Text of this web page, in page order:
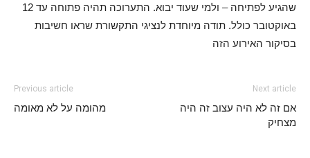
שהגיע לפתיחה – ולמי שעוד יבוא. התערוכה תהיה פתוחה עד 12
באוקטובר כולל. תודה מיוחדת לנציגי התקשורת שראו חשיבות
בסיקור האירוע הזה
Previous article
מהומה על לא מאומה
Next article
אם זה לא היה עצוב זה היה
מצחיק